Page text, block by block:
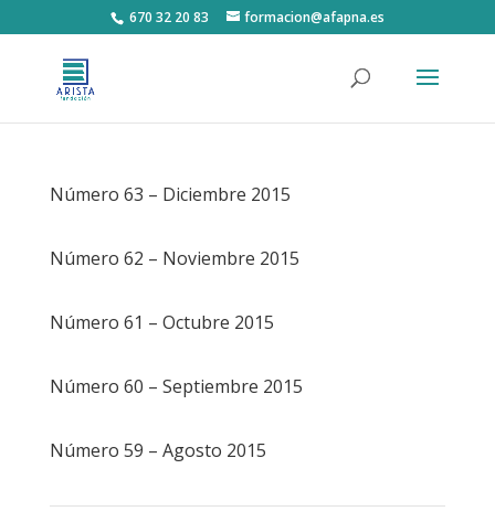
670 32 20 83 formacion@afapna.es
Número 63 – Diciembre 2015
Número 62 – Noviembre 2015
Número 61 – Octubre 2015
Número 60 – Septiembre 2015
Número 59 – Agosto 2015